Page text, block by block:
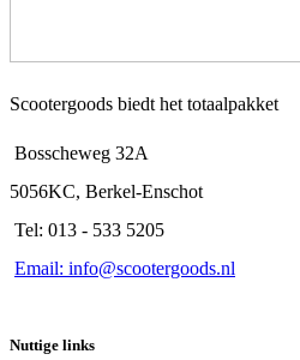
Scootergoods biedt het totaalpakket
Bosscheweg 32A
5056KC, Berkel-Enschot
Tel: 013 - 533 5205
Email: info@scootergoods.nl
Nuttige links